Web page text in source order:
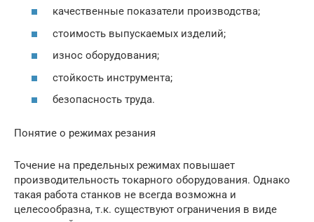
качественные показатели производства;
стоимость выпускаемых изделий;
износ оборудования;
стойкость инструмента;
безопасность труда.
Понятие о режимах резания
Точение на предельных режимах повышает
производительность токарного оборудования. Однако
такая работа станков не всегда возможна и
целесообразна, т.к. существуют ограничения в виде